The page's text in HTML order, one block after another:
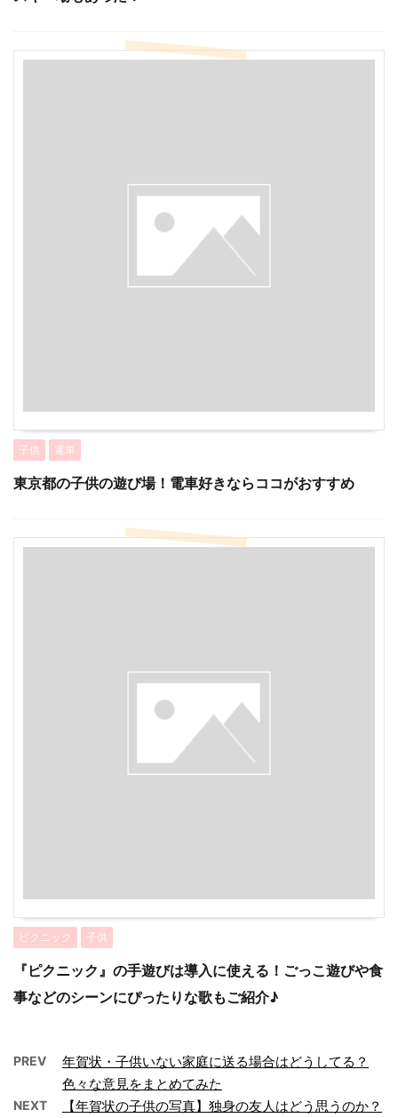
子供 電車
東京都の子供の遊び場！電車好きならココがおすすめ
ピクニック 子供
『ピクニック』の手遊びは導入に使える！ごっこ遊びや食
事などのシーンにぴったりな歌もご紹介♪
PREV
年賀状・子供いない家庭に送る場合はどうしてる？
色々な意見をまとめてみた
NEXT
【年賀状の子供の写真】独身の友人はどう思うのか？